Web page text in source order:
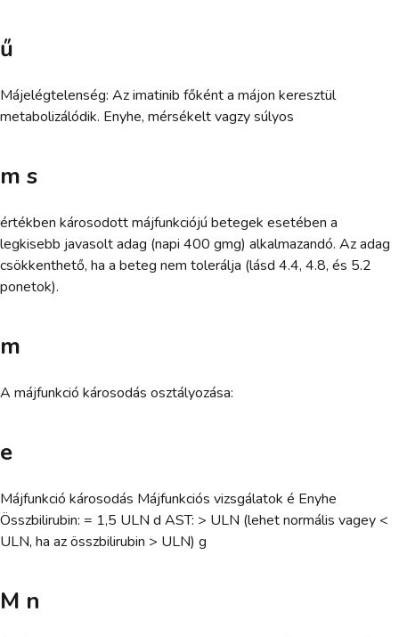
ű
Májelégtelenség: Az imatinib főként a májon keresztül
metabolizálódik. Enyhe, mérsékelt vagzy súlyos
m s
értékben károsodott májfunkciójú betegek esetében a
legkisebb javasolt adag (napi 400 gmg) alkalmazandó. Az adag
csökkenthető, ha a beteg nem tolerálja (lásd 4.4, 4.8, és 5.2
ponetok).
m
A májfunkció károsodás osztályozása:
e
Májfunkció károsodás Májfunkciós vizsgálatok é Enyhe
Összbilirubin: = 1,5 ULN d AST: > ULN (lehet normális vagey <
ULN, ha az összbilirubin > ULN) g
M n